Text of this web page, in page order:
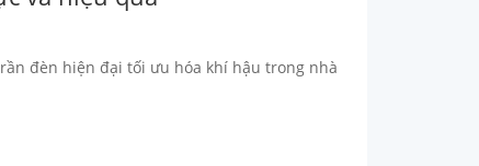
đèn hiện đại tối ưu hóa khí hậu trong nhà